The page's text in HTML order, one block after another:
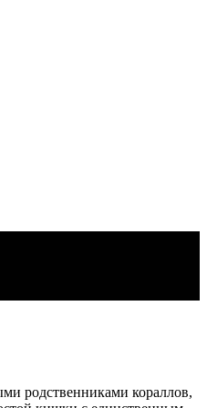
родственниками кораллов,